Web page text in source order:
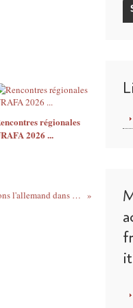
régionales
2026 ...
Pétition : Défendons l'allemand dans l'Académie de Lille !